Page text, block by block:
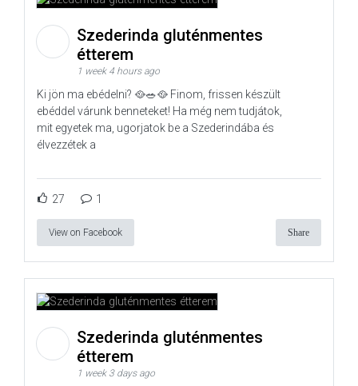
Szederinda gluténmentes
étterem
1 week 4 hours ago
Ki jön ma ebédelni? 🥘🥗🥘 Finom, frissen készült
ebéddel várunk benneteket! Ha még nem tudjátok,
mit egyetek ma, ugorjatok be a Szederindába és
élvezzétek a
27 1
View on Facebook Share
Szederinda gluténmentes
étterem
1 week 3 days ago